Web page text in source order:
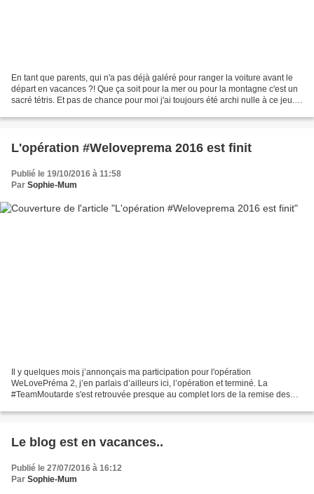
En tant que parents, qui n'a pas déjà galéré pour ranger la voiture avant le
départ en vacances ?! Que ça soit pour la mer ou pour la montagne c'est un
sacré tétris. Et pas de chance pour moi j'ai toujours été archi nulle à ce jeu.
L'opération #Weloveprema 2016 est finit
Publié le 19/10/2016 à 11:58
Par Sophie-Mum
Il y quelques mois j’annonçais ma participation pour l'opération
WeLovePréma 2, j’en parlais d’ailleurs ici, l’opération et terminé. La
#TeamMoutarde s'est retrouvée presque au complet lors de la remise des
Le blog est en vacances..
Publié le 27/07/2016 à 16:12
Par Sophie-Mum